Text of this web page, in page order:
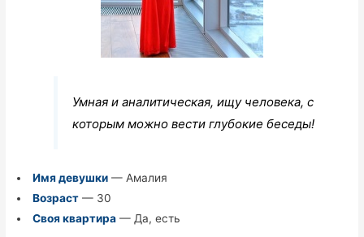
Умная и аналитическая, ищу человека, с
которым можно вести глубокие беседы!
Имя девушки— Амалия
Возраст— 30
Своя квартира— Да, есть